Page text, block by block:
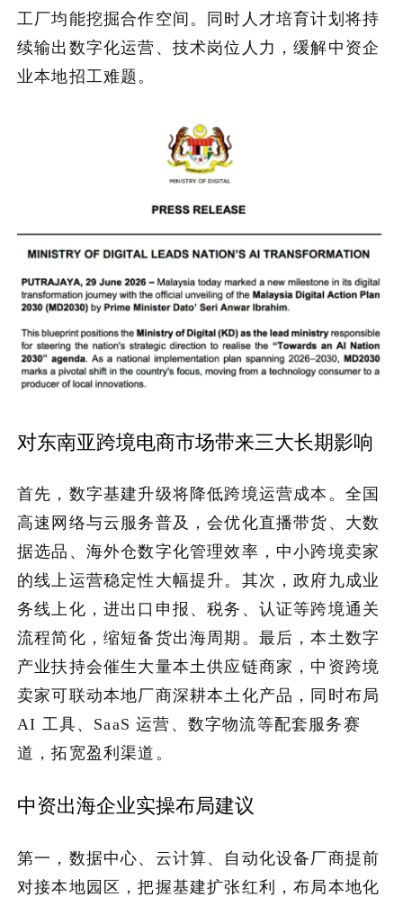
工厂均能挖掘合作空间。同时人才培育计划将持
续输出数字化运营、技术岗位人力，缓解中资企
业本地招工难题。
对东南亚跨境电商市场带来三大长期影响
首先，数字基建升级将降低跨境运营成本。全国
高速网络与云服务普及，会优化直播带货、大数
据选品、海外仓数字化管理效率，中小跨境卖家
的线上运营稳定性大幅提升。其次，政府九成业
务线上化，进出口申报、税务、认证等跨境通关
流程简化，缩短备货出海周期。最后，本土数字
产业扶持会催生大量本土供应链商家，中资跨境
卖家可联动本地厂商深耕本土化产品，同时布局
AI 工具、SaaS 运营、数字物流等配套服务赛
道，拓宽盈利渠道。
中资出海企业实操布局建议
第一，数据中心、云计算、自动化设备厂商提前
对接本地园区，把握基建扩张红利，布局本地化